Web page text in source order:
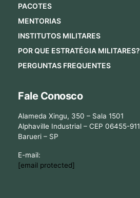
PACOTES
MENTORIAS
INSTITUTOS MILITARES
POR QUE ESTRATÉGIA MILITARES?
PERGUNTAS FREQUENTES
Fale Conosco
Alameda Xingu, 350 – Sala 1501
Alphaville Industrial – CEP 06455-911
Barueri – SP
E-mail:
[email protected]